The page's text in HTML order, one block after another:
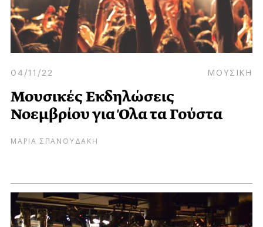
04/11/22 ΜΟΥΣΙΚΗ
Μουσικές Εκδηλώσεις
Νοεμβρίου για Όλα τα Γούστα
ΜΑΡΙΑ ΣΠΑΝΟΥΔΑΚΗ